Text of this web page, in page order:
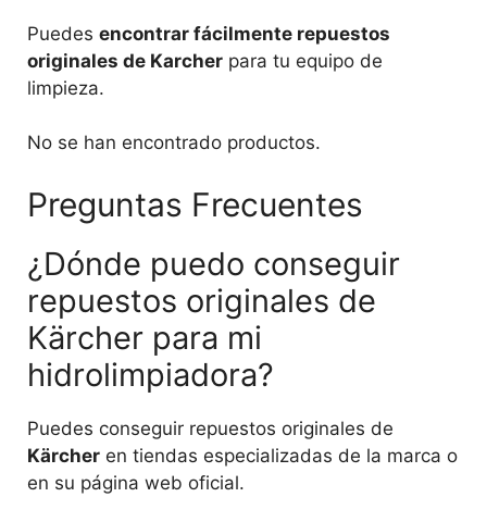
Puedes encontrar fácilmente repuestos
originales de Karcher para tu equipo de
limpieza.
No se han encontrado productos.
Preguntas Frecuentes
¿Dónde puedo conseguir
repuestos originales de
Kärcher para mi
hidrolimpiadora?
Puedes conseguir repuestos originales de
Kärcher en tiendas especializadas de la marca o
en su página web oficial.